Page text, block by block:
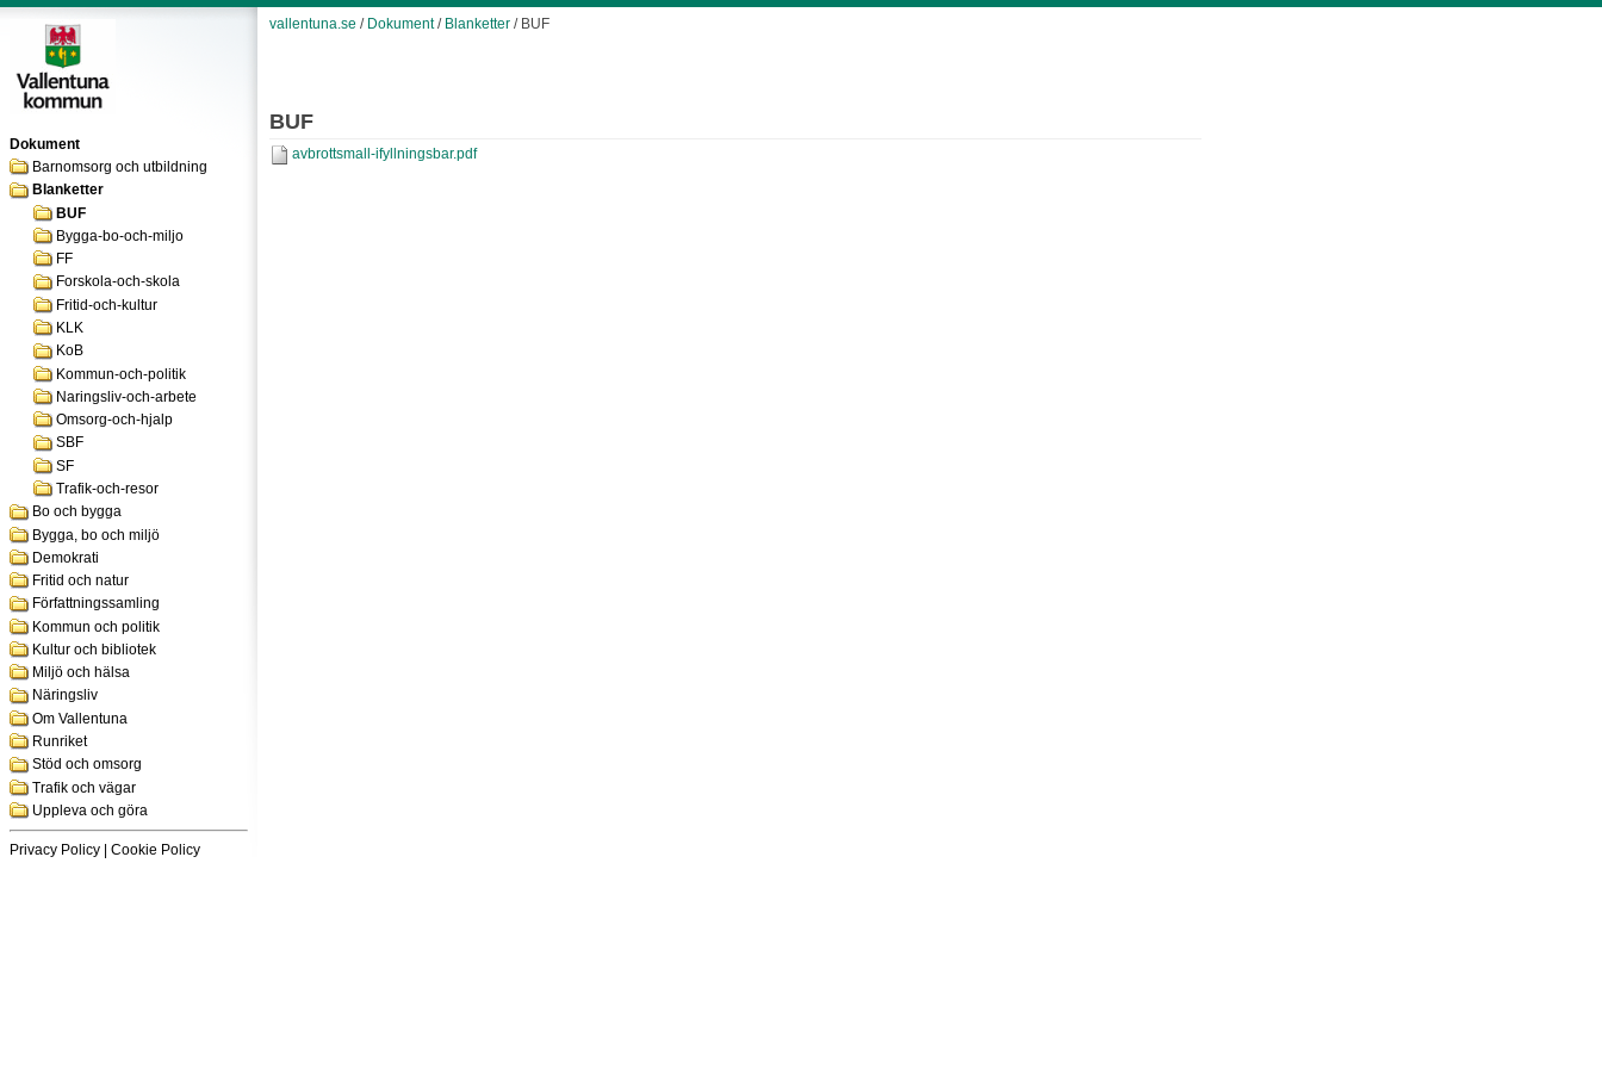
Dokument
Barnomsorg och utbildning
Blanketter
BUF
Bygga-bo-och-miljo
FF
Forskola-och-skola
Fritid-och-kultur
KLK
KoB
Kommun-och-politik
Naringsliv-och-arbete
Omsorg-och-hjalp
SBF
SF
Trafik-och-resor
Bo och bygga
Bygga, bo och miljö
Demokrati
Fritid och natur
Författningssamling
Kommun och politik
Kultur och bibliotek
Miljö och hälsa
Näringsliv
Om Vallentuna
Runriket
Stöd och omsorg
Trafik och vägar
Uppleva och göra
Privacy Policy Cookie Policy
vallentuna.se / Dokument/ Blanketter / BUF
BUF
avbrottsmall-ifyllningsbar.pdf